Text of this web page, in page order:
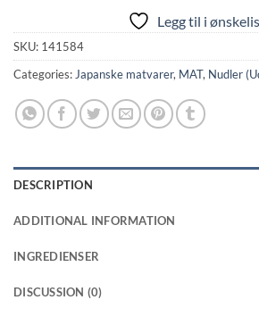
Legg til i
SKU: 141584
Categories: Japanske matvarer, MAT, Nudler
DESCRIPTION
ADDITIONAL INFORMATION
INGREDIENSER
DISCUSSION (0)